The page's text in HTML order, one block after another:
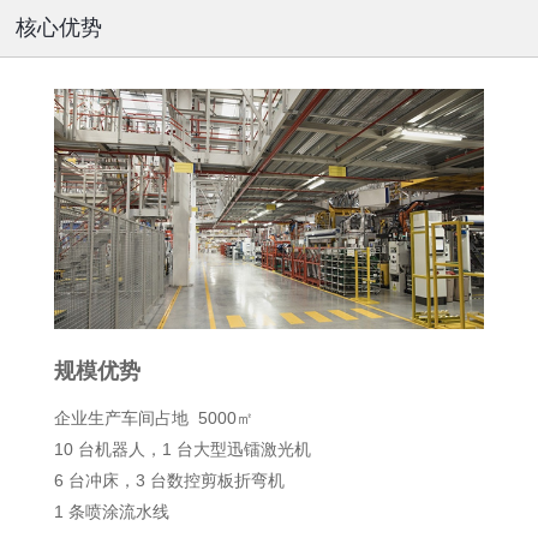
核心优势
规模优势
企业生产车间占地 5000㎡
10 台机器人，1 台大型迅镭激光机
6 台冲床，3 台数控剪板折弯机
1 条喷涂流水线